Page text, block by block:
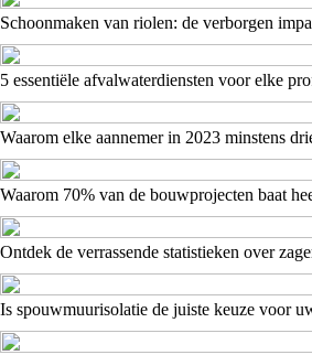
Schoonmaken van riolen: de verborgen
5 essentiële afvalwaterdiensten voor elke
Waarom elke aannemer in 2023 minstens
Waarom 70% van de bouwprojecten baat
Ontdek de verrassende statistieken over
Is spouwmuurisolatie de juiste keuze voor